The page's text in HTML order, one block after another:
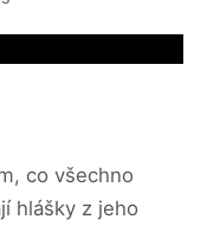
co všechno
hlášky z jeho